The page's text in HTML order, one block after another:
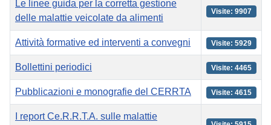
Le linee guida per la corretta gestione
delle malattie veicolate da alimenti
Visite: 9907
Attività formative ed interventi a convegni Visite: 5929
Bollettini periodici Visite: 4465
Pubblicazioni e monografie del CERRTA Visite: 4615
I report Ce.R.R.T.A. sulle malattie